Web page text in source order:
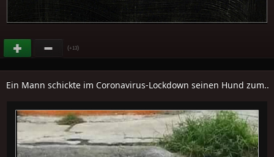
(+13)
Ein Mann schickte im Coronavirus-Lockdown seinen Hund zum..